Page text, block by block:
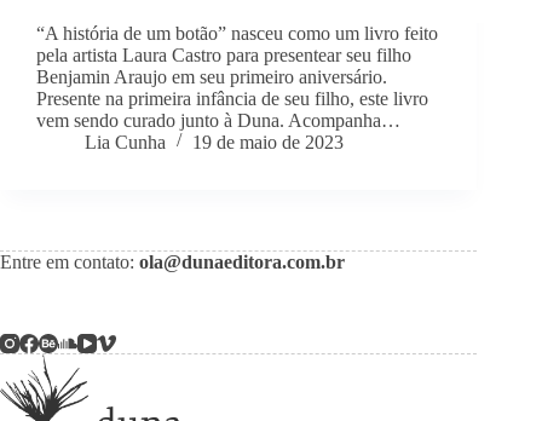
“A história de um botão” nasceu como um livro feito
pela artista Laura Castro para presentear seu filho
Benjamin Araujo em seu primeiro aniversário.
Presente na primeira infância de seu filho, este livro
vem sendo curado junto à Duna. Acompanha…
Lia Cunha
19 de maio de 2023
Entre em contato: ola@dunaeditora.com.br